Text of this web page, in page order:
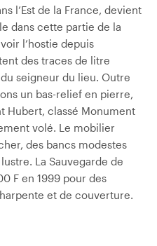
l’Est de la France, devient
dans cette partie de la
l’hostie depuis
des traces de litre
seigneur du lieu. Outre
un bas-relief en pierre,
Hubert, classé Monument
volé. Le mobilier
des bancs modestes
La Sauvegarde de
F en 1999 pour des
et de couverture.